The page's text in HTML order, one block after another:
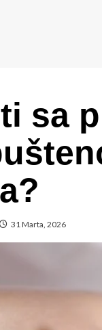
sa
31 Marta, 2026